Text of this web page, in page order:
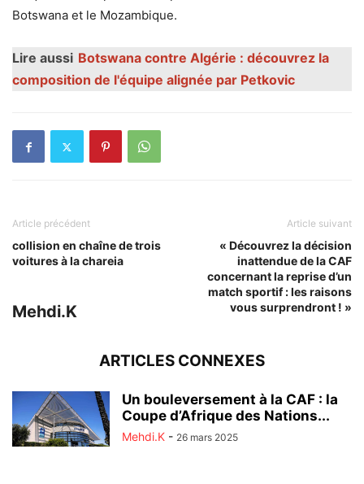
Botswana et le Mozambique.
Lire aussi Botswana contre Algérie : découvrez la
composition de l'équipe alignée par Petkovic
Article précédent
collision en chaîne de trois
voitures à la chareia
Article suivant
« Découvrez la décision
inattendue de la CAF
concernant la reprise d’un
match sportif : les raisons
vous surprendront ! »
Mehdi.K
ARTICLES CONNEXES
Un bouleversement à la CAF : la
Coupe d’Afrique des Nations...
Mehdi.K - 26 mars 2025